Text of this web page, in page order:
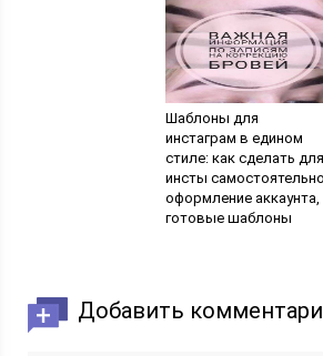
Шаблоны для
инстаграм в едином
стиле: как сделать для
инсты
оформление аккаунта,
готовые шаблоны
Добавить